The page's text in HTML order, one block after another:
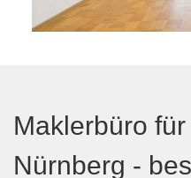
Maklerbüro
Nürnberg -